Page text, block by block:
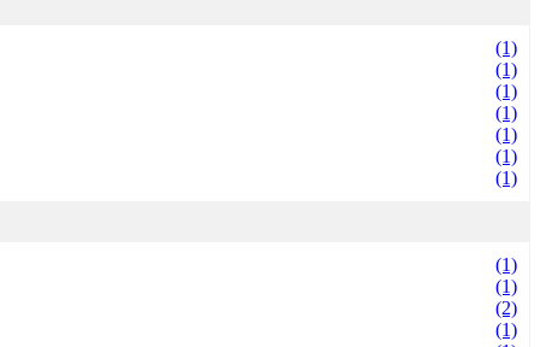
(1)
(1)
(1)
(1)
(1)
(1)
(1)
(1)
(1)
(2)
(1)